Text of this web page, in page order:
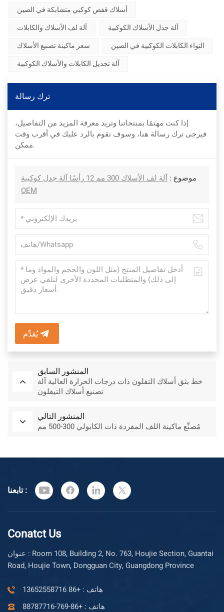
أسلاك قفص كوكبي متشابكة في الصين
آلة لف الأسلاك والكابلات
آلة جدل الأسلاك الكوكبية
سعر ماكينة تصنيع الأسلاك
التواء الكابلات الكوكبية في الصين
آلة تجديل الكابلات والأسلاك الكوكبية
ترك رسالة
إذا كنت مهتمًا بمنتجاتنا وتريد معرفة المزيد من التفاصيل،
فيرجى ترك رسالة هنا، وسوف نقوم بالرد عليك في أقرب وقت
ممكن.
موضوع :
آلة لف الأسلاك 300 مم 12 رأسًا آلة جدل كوكبية
OEM
يُقدِّم
المنشور السابق
خط بثق أسلاك التفلون ذات درجات الحرارة العالية آلة
تصنيع أسلاك التيفلون
المنشور التالي
مُصنِّع ماكينة اللف المفردة ذات الكابولي 300-500 مم
تابعنا :
Conatct Us
عنوان : Room 108, Building 2, No. 763, Houjie Section, Guantai
Road, Houjie Town, Dongguan City, Guangdong Province
هاتف : +86 13652558716
هاتف : +86-769-88787716